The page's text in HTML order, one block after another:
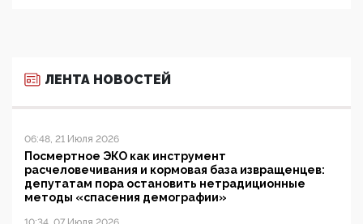
ЛЕНТА НОВОСТЕЙ
06:48, 21 Июля 2026
Посмертное ЭКО как инструмент
расчеловечивания и кормовая база извращенцев:
депутатам пора остановить нетрадиционные
методы «спасения демографии»